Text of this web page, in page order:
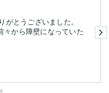
がとうございました。
々から障壁になっていた